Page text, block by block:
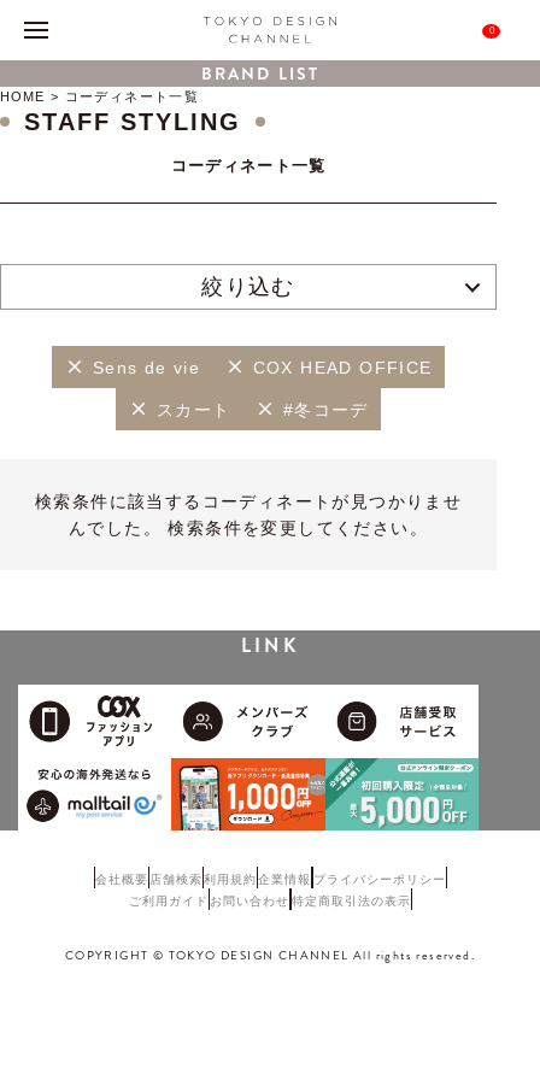
0
BRAND LIST
HOME コーディネート一覧
STAFF STYLING
コーディネート一覧
絞り込む
Sens de vie COX HEAD OFFICE
スカート #冬コーデ
検索条件に該当するコーディネートが見つかりませ
んでした。 検索条件を変更してください。
LINK
会社概要 店舗検索利用規約企業情報 プライバシーポリシー
ご利用ガイド お問い合わせ 特定商取引法の表示
COPYRIGHT © TOKYO DESIGN CHANNEL All rights reserved.